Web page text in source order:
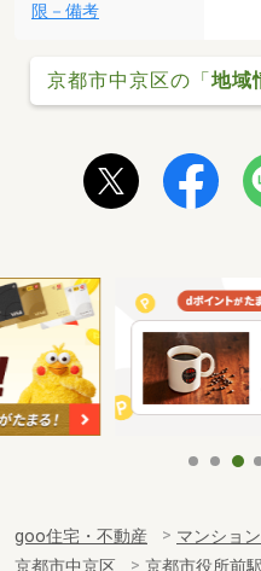
限－備考
京都市中京区の「地域
goo住宅・不動産 マンショ